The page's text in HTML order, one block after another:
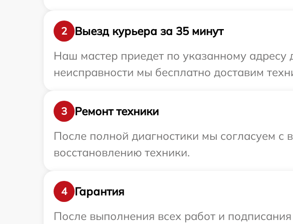
2
Выезд курьера за 35 минут
Наш мастер приедет по указанному адресу
неисправности мы бесплатно доставим
3
Ремонт техники
После полной диагностики мы согласуем с
восстановлению техники.
4
Гарантия
После выполнения всех работ и